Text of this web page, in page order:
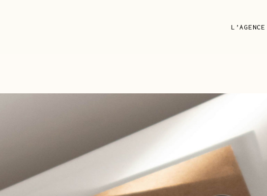
L’AGENCE